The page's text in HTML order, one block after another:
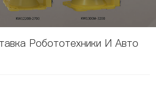
Робототехники И Авто